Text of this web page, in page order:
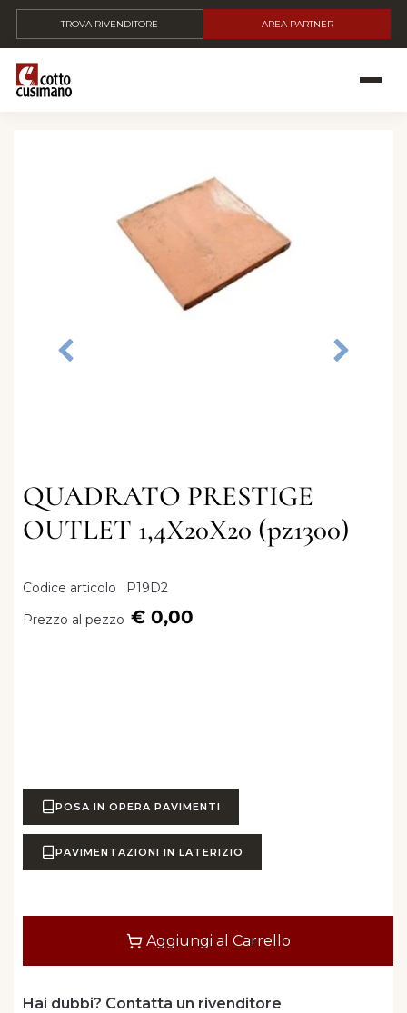
TROVA RIVENDITORE AREA PARTNER
QUADRATO PRESTIGE
OUTLET 1,4X20X20 (pz1300)
Codice articolo
P19D2
Prezzo al pezzo € 0,00
POSA IN OPERA PAVIMENTI
PAVIMENTAZIONI IN LATERIZIO
Aggiungi al Carrello
Hai dubbi? Contatta un rivenditore